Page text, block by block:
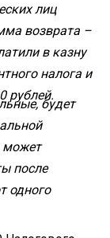
лиц
возврата –
в казну
налога и
рублей.
будет
может
после
одного